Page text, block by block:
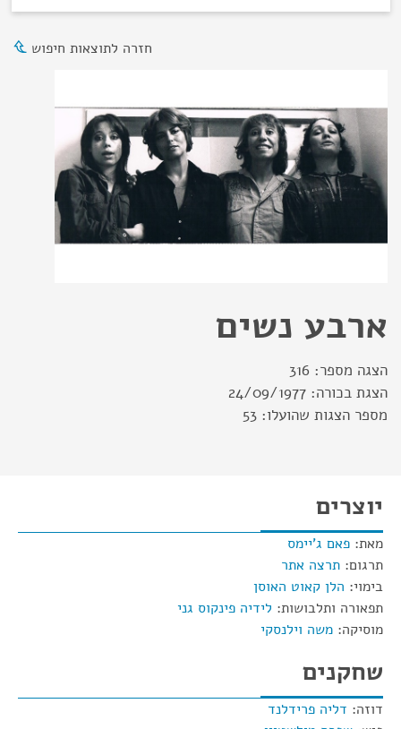
חזרה לתוצאות חיפוש
ארבע נשים
הצגה מספר: 316
הצגת בכורה: 24/09/1977
מספר הצגות שהועלו: 53
יוצרים
מאת: פאם ג'יימס
תרגום: תרצה אתר
בימוי: הלן קאוט האוסן
תפאורה ותלבושות: לידיה פינקוס גני
מוסיקה: משה וילנסקי
שחקנים
דוזה: דליה פרידלנד